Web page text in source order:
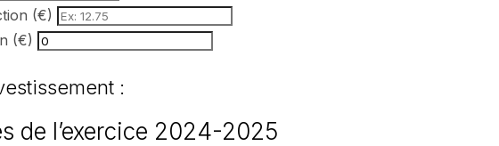
(€)
(€)
:
de l’exercice 2024-2025